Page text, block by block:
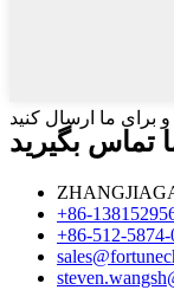
و برای ما ارسال کنید
تماس بگیرید
‎+86-
‎+86-512-5874-